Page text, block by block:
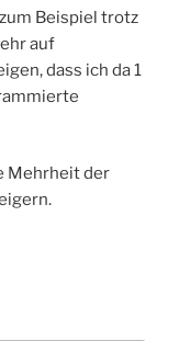
Beispiel trotz
auf
dass ich da 1
Mehrheit der